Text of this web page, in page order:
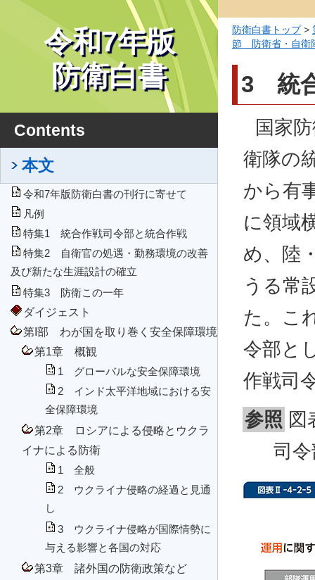
令和7年版
防衛白書
Contents
本文
令和7年版防衛白書の刊行に寄せて
凡例
特集1 統合作戦司令部と統合作戦
特集2 自衛官の処遇・勤務環境の改善
及び新たな生涯設計の確立
特集3 防衛この一年
ダイジェスト
第I部 わが国を取り巻く安全保障環境
第1章 概観
1 グローバルな安全保障環境
2 インド太平洋地域における安
全保障環境
第2章 ロシアによる侵略とウクラ
イナによる防衛
1 全般
2 ウクライナ侵略の経過と見通
し
3 ウクライナ侵略が国際情勢に
与える影響と各国の対応
第3章 諸外国の防衛政策など
防衛白書トップ>
節 防衛省・自衛
3 統
国家
衛隊の
から有
に領域
め、陸
うる常
た。こ
令部と
作戦司
参照 図
司